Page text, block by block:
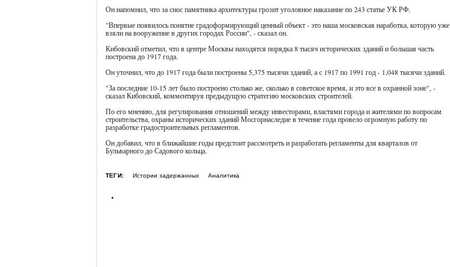
Он напомнил, что за снос памятника архитектуры грозит уголовное наказание по 243 статье УК РФ.
"Впервые появилось понятие градоформирующий ценный объект - это наша московская наработка, которую уже
взяли на вооружение в других городах России", - сказал он.
Кибовский отметил, что в центре Москвы находятся порядка 8 тысяч исторических зданий и большая часть
построена до 1917 года.
Он уточнил, что до 1917 года были построены 5,375 тысячи зданий, а с 1917 по 1991 год - 1,048 тысячи зданий.
"За последние 10-15 лет было построено столько же, сколько в советское время, и это все в охранной зоне", -
сказал Кибовский, комментируя предыдущую стратегию московских строителей.
По его мнению, для регулирования отношений между инвесторами, властями города и жителями по вопросам
строительства, охраны исторических зданий Мосгорнаследие в течение года провело огромную работу по
разработке градостроительных регламентов.
Он добавил, что в ближайшие годы предстоит рассмотреть и разработать регламенты для кварталов от
Бульварного до Садового кольца.
ТЕГИ: Истории задержанных Аналитика